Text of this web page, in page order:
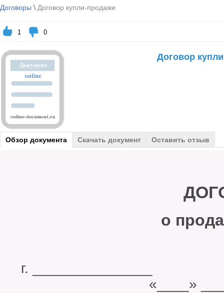
Договоры \ Договор купли-продажи
1 0
Договор
Обзор документа Скачать документ Оставить отзыв
о
г.
«____»